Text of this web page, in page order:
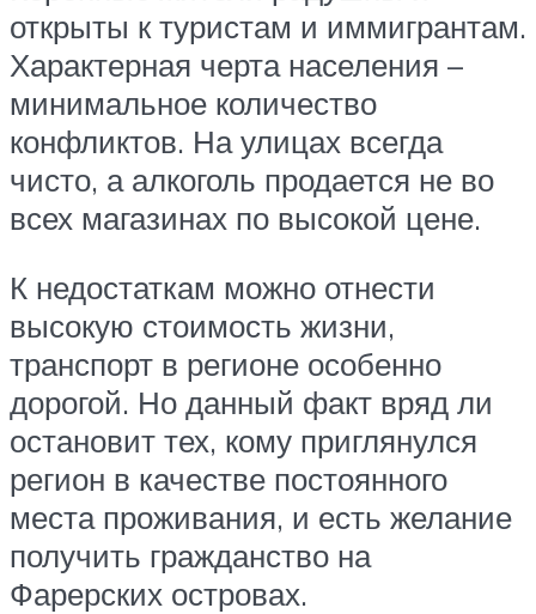
открыты к туристам и иммигрантам.
Характерная черта населения –
минимальное количество
конфликтов. На улицах всегда
чисто, а алкоголь продается не во
всех магазинах по высокой цене.
К недостаткам можно отнести
высокую стоимость жизни,
транспорт в регионе особенно
дорогой. Но данный факт вряд ли
остановит тех, кому приглянулся
регион в качестве постоянного
места проживания, и есть желание
получить гражданство на
Фарерских островах.